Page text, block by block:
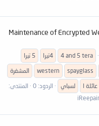
Maintenance of Encrypted
4 and 5 tera 4تيرا
5 تيرا
spayglass
western
المشفرة
عائلة ا لسباي الردود: 0
المنتدى: